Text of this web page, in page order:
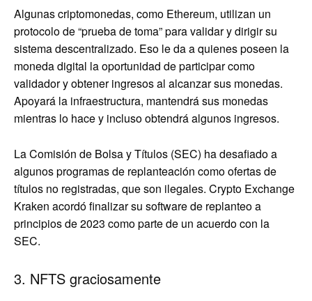
Algunas criptomonedas, como Ethereum, utilizan un
protocolo de “prueba de toma” para validar y dirigir su
sistema descentralizado. Eso le da a quienes poseen la
moneda digital la oportunidad de participar como
validador y obtener ingresos al alcanzar sus monedas.
Apoyará la infraestructura, mantendrá sus monedas
mientras lo hace y incluso obtendrá algunos ingresos.
La Comisión de Bolsa y Títulos (SEC) ha desafiado a
algunos programas de replanteación como ofertas de
títulos no registradas, que son ilegales. Crypto Exchange
Kraken acordó finalizar su software de replanteo a
principios de 2023 como parte de un acuerdo con la
SEC.
3. NFTS graciosamente